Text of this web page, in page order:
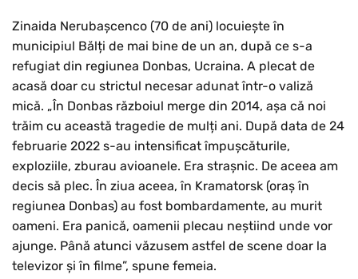
Zinaida Nerubașcenco (70 de ani) locuiește în
municipiul Bălți de mai bine de un an, după ce s-a
refugiat din regiunea Donbas, Ucraina. A plecat de
acasă doar cu strictul necesar adunat într-o valiză
mică. „În Donbas războiul merge din 2014, așa că noi
trăim cu această tragedie de mulți ani. După data de 24
februarie 2022 s-au intensificat împușcăturile,
exploziile, zburau avioanele. Era strașnic. De aceea am
decis să plec. În ziua aceea, în Kramatorsk (oraș în
regiunea Donbas) au fost bombardamente, au murit
oameni. Era panică, oamenii plecau neștiind unde vor
ajunge. Până atunci văzusem astfel de scene doar la
televizor și în filme”, spune femeia.